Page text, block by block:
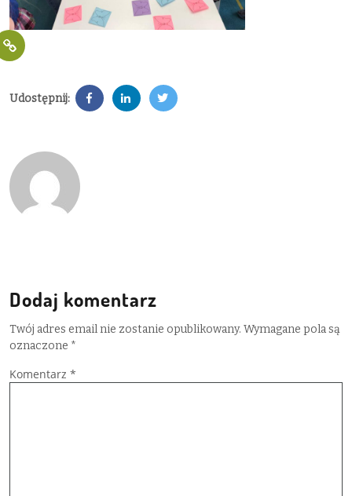
Udostępnij:
Dodaj komentarz
Twój adres email nie zostanie opublikowany. Wymagane pola są
oznaczone *
Komentarz *